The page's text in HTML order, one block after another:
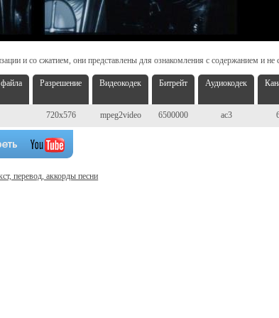
и со сжатием, они представлены для ознакомления с содержанием и не
Разрешение Видеокодек Битрейт Аудиокодек
720x576 mpeg2video 6500000 ac3
перевод, аккорды песни